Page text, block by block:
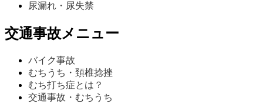
尿漏れ・尿失禁
交通事故メニュー
バイク事故
むちうち・頚椎捻挫
むち打ち症とは？
交通事故・むちうち